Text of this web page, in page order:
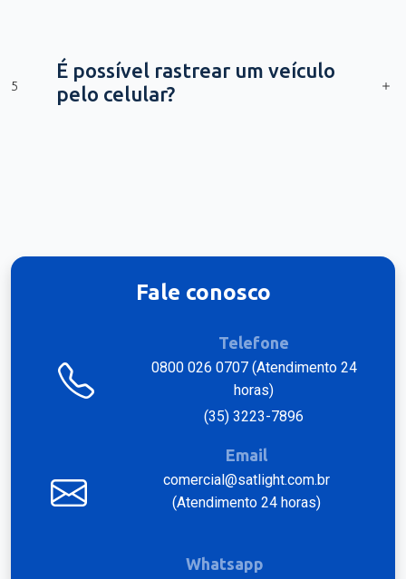
5
É possível rastrear um veículo
pelo celular?
Fale conosco
Telefone
0800 026 0707 (Atendimento 24
horas)
(35) 3223-7896
Email
comercial@satlight.com.br
(Atendimento 24 horas)
Whatsapp